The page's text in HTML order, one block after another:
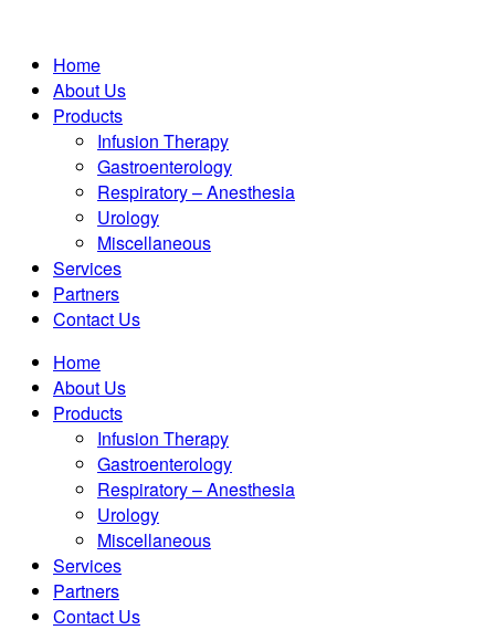
Home
About Us
Products
Infusion Therapy
Gastroenterology
Respiratory – Anesthesia
Urology
Miscellaneous
Services
Partners
Contact Us
Home
About Us
Products
Infusion Therapy
Gastroenterology
Respiratory – Anesthesia
Urology
Miscellaneous
Services
Partners
Contact Us